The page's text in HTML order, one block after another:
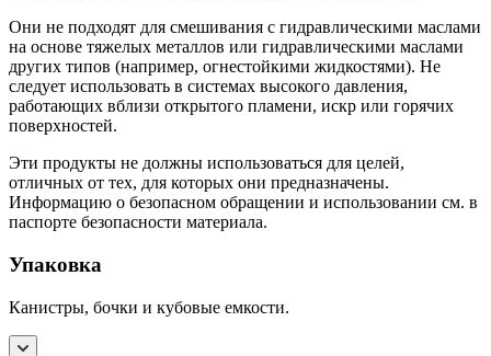
Они не подходят для смешивания с гидравлическими маслами
на основе тяжелых металлов или гидравлическими маслами
других типов (например, огнестойкими жидкостями). Не
следует использовать в системах высокого давления,
работающих вблизи открытого пламени, искр или горячих
поверхностей.
Эти продукты не должны использоваться для целей,
отличных от тех, для которых они предназначены.
Информацию о безопасном обращении и использовании см. в
паспорте безопасности материала.
Упаковка
Канистры, бочки и кубовые емкости.